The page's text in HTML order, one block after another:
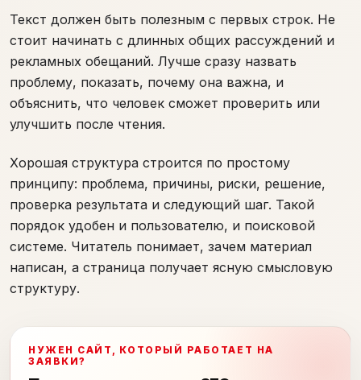
Текст должен быть полезным с первых строк. Не
стоит начинать с длинных общих рассуждений и
рекламных обещаний. Лучше сразу назвать
проблему, показать, почему она важна, и
объяснить, что человек сможет проверить или
улучшить после чтения.
Хорошая структура строится по простому
принципу: проблема, причины, риски, решение,
проверка результата и следующий шаг. Такой
порядок удобен и пользователю, и поисковой
системе. Читатель понимает, зачем материал
написан, а страница получает ясную смысловую
структуру.
НУЖЕН САЙТ, КОТОРЫЙ РАБОТАЕТ НА
ЗАЯВКИ?